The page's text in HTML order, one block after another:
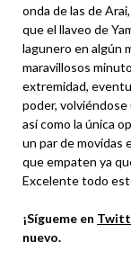
onda de las de
que el llaveo de
lagunero en algún
maravillosos
extremidad,
poder, volviéndose
así como la única
un par de movidas
que empaten ya
Excelente todo
¡Sígueme en
nuevo.